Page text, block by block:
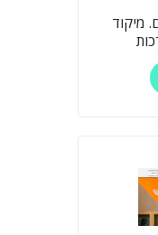
מיקוד